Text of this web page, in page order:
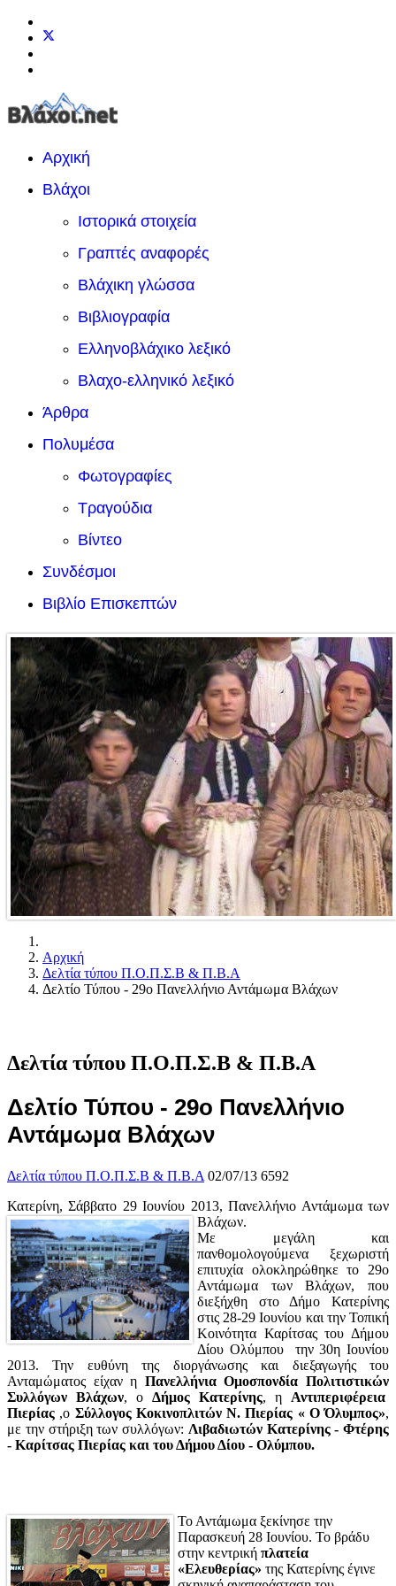
Αρχική
Βλάχοι
Ιστορικά στοιχεία
Γραπτές αναφορές
Βλάχικη γλώσσα
Βιβλιογραφία
Ελληνοβλάχικο λεξικό
Βλαχο-ελληνικό λεξικό
Άρθρα
Πολυμέσα
Φωτογραφίες
Τραγούδια
Βίντεο
Συνδέσμοι
Βιβλίο Επισκεπτών
Αρχική
Δελτία τύπου Π.Ο.Π.Σ.Β & Π.Β.Α
Δελτίο Τύπου - 29ο Πανελλήνιο Αντάμωμα Βλάχων
Δελτία τύπου Π.Ο.Π.Σ.Β & Π.Β.Α
Δελτίο Τύπου - 29ο Πανελλήνιο
Αντάμωμα Βλάχων
Δελτία τύπου Π.Ο.Π.Σ.Β & Π.Β.Α 02/07/13 6592
Κατερίνη, Σάββατο 29 Ιουνίου 2013, Πανελλήνιο Αντάμωμα των
Βλάχων.
Με μεγάλη και
πανθομολογούμενα ξεχωριστή
επιτυχία ολοκληρώθηκε το 29ο
Αντάμωμα των Βλάχων, που
διεξήχθη στο Δήμο Κατερίνης
στις 28-29 Ιουνίου και την Τοπική
Κοινότητα Καρίτσας του Δήμου
Δίου Ολύμπου την 30η Ιουνίου
2013. Την ευθύνη της διοργάνωσης και διεξαγωγής του
Ανταμώματος είχαν η Πανελλήνια Ομοσπονδία Πολιτιστικών
Συλλόγων Βλάχων, ο Δήμος Κατερίνης, η Αντιπεριφέρεια
Πιερίας ,ο Σύλλογος Κοκινοπλιτών Ν. Πιερίας « Ο Όλυμπος»,
με την στήριξη των συλλόγων: Λιβαδιωτών Κατερίνης - Φτέρης
- Καρίτσας Πιερίας και του Δήμου Δίου - Ολύμπου.
Το Αντάμωμα ξεκίνησε την
Παρασκευή 28 Ιουνίου. Το βράδυ
στην κεντρική πλατεία
«Eλευθερίας» της Κατερίνης έγινε